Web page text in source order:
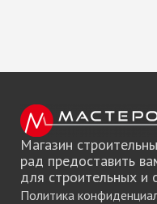
Магазин
рад предоставить
для строительных и
Политика